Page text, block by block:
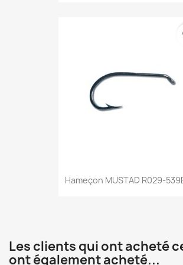
Hameçon MUSTAD R029-
Les clients qui ont acheté
ont également acheté...